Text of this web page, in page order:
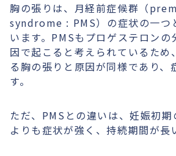
胸の張りは、月経前症候群（
syndrome : PMS）の症状の一つ
います。PMSもプロゲステロン
因で起こると考えられているため
る胸の張りと原因が同様であり、
す。
ただ、PMSとの違いは、妊娠初
よりも症状が強く、持続期間が長